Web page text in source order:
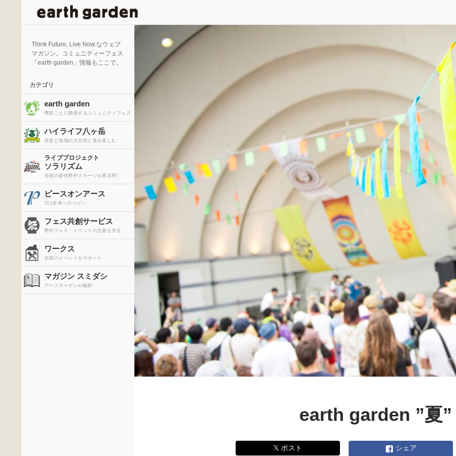
earth garden ”夏”
𝕏 ポスト シェア
Think Future, Live Now.なウェブ
マガジン。コミュニティーフェス
「earth garden」情報もここで。
カテゴリ
earth garden
季節ごとに開催するコミュニティフェス
ハイライフ八ヶ岳
音楽と地域の大自然と食を楽しむ
ライブプロジェクト
ソラリズム
全国の遊休野外ステージを再活用!
ピースオンアース
311未来へのつどい
フェス共創サービス
野外フェス・イベントの主催を伴走
ワークス
全国のイベントをサポート
マガジン スミダシ
アースガーデンの輪郭